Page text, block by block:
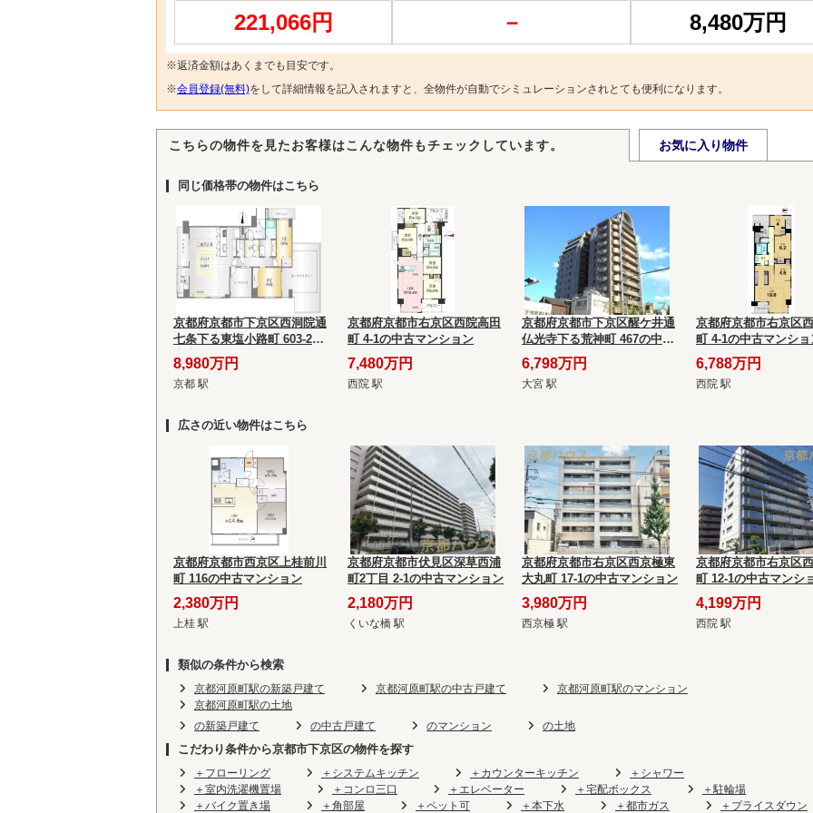
221,066円 － 8,480万円
※返済金額はあくまでも目安です。
※会員登録(無料)をして詳細情報を記入されますと、全物件が自動でシミュレーションされとても便利になります。
こちらの物件を見たお客様はこんな物件もチェックしています。 お気に入り物件
同じ価格帯の物件はこちら
京都府京都市下京区西洞院通
七条下る東塩小路町 603-2の
中古マンション
8,980万円
京都 駅
京都府京都市右京区西院高田
町 4-1の中古マンション
7,480万円
西院 駅
京都府京都市下京区醒ケ井通
仏光寺下る荒神町 467の中古
マンション
6,798万円
大宮 駅
京都府京都市右京区
町 4-1の中古マンショ
6,788万円
西院 駅
広さの近い物件はこちら
京都府京都市西京区上桂前川
町 116の中古マンション
2,380万円
上桂 駅
京都府京都市伏見区深草西浦
町2丁目 2-1の中古マンション
2,180万円
くいな橋 駅
京都府京都市右京区西京極東
大丸町 17-1の中古マンション
3,980万円
西京極 駅
京都府京都市右京区
町 12-1の中古マンシ
4,199万円
西院 駅
類似の条件から検索
京都河原町駅の新築戸建て 京都河原町駅の中古戸建て
京都河原町駅のマンション
京都河原町駅の土地
の新築戸建て
の中古戸建て のマンション の土地
こだわり条件から京都市下京区の物件を探す
＋フローリング ＋システムキッチン ＋カウンターキッチン
＋シャワー
＋室内洗濯機置場
＋コンロ三口 ＋エレベーター ＋宅配ボックス
＋駐輪場
＋バイク置き場
＋角部屋 ＋ペット可 ＋本下水 ＋都市ガス ＋プライスダウン